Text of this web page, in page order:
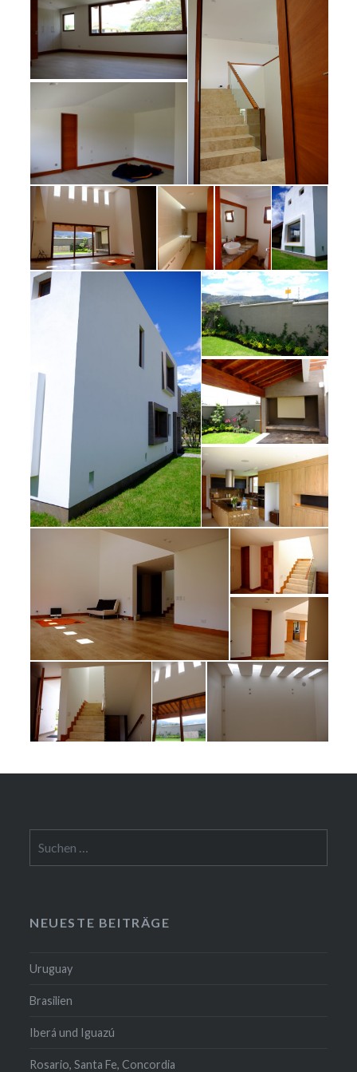
nach:
NEUESTE BEITRÄGE
Uruguay
Brasilien
Iberá und Iguazú
Rosario, Santa Fe, Concordia